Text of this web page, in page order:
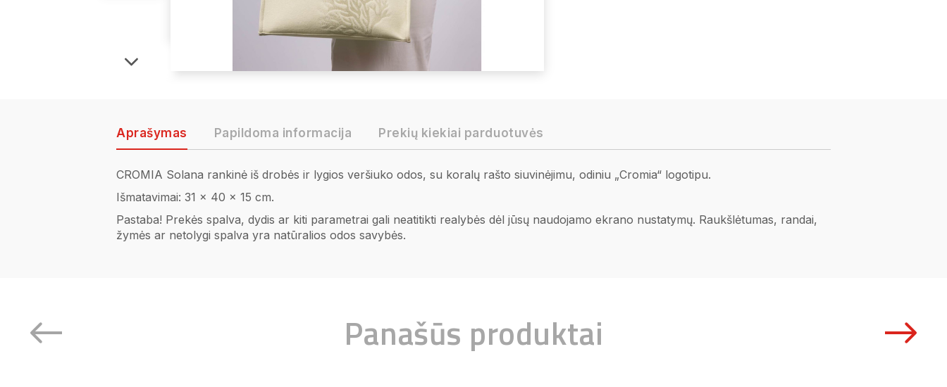
Aprašymas Papildoma informacija Prekių kiekiai parduotuvės
CROMIA Solana rankinė iš drobės ir lygios veršiuko odos, su koralų rašto siuvinėjimu, odiniu „Cromia“ logotipu.
Išmatavimai: 31 x 40 x 15 cm.
Pastaba! Prekės spalva, dydis ar kiti parametrai gali neatitikti realybės dėl jūsų naudojamo ekrano nustatymų. Raukšlėtumas, randai,
žymės ar netolygi spalva yra natūralios odos savybės.
Panašūs produktai